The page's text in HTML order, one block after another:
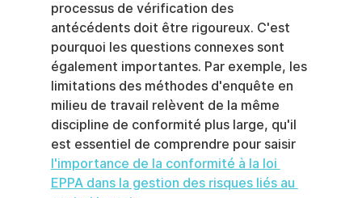
processus de vérification des
antécédents doit être rigoureux. C'est
pourquoi les questions connexes sont
également importantes. Par exemple, les
limitations des méthodes d'enquête en
milieu de travail relèvent de la même
discipline de conformité plus large, qu'il
est essentiel de comprendre pour saisir
l'importance de la conformité à la loi
EPPA dans la gestion des risques liés au